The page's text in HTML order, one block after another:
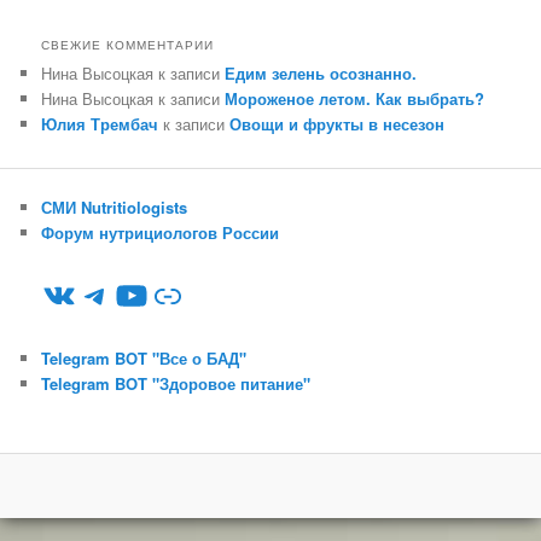
СВЕЖИЕ КОММЕНТАРИИ
Нина Высоцкая к записиЕдим зелень осознанно.
Нина Высоцкая к записиМороженое летом. Как выбрать?
Юлия Трембач к записиОвощи и фрукты в несезон
СМИ Nutritiologists
Форум нутрициологов России
ВКонтакте
Telegram
YouTube
Ссылка
Telegram BOT "Все о БАД"
Telegram BOT "Здоровое питание"